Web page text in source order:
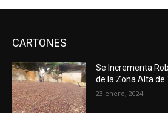
CARTONES
Se Incrementa
de la Zona Alta de
23 enero, 2024